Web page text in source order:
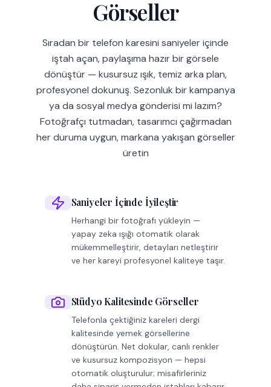
Görseller
Sıradan bir telefon karesini saniyeler içinde
iştah açan, paylaşıma hazır bir görsele
dönüştür — kusursuz ışık, temiz arka plan,
profesyonel dokunuş. Sezonluk bir kampanya
ya da sosyal medya gönderisi mi lazım?
Fotoğrafçı tutmadan, tasarımcı çağırmadan
her duruma uygun, markana yakışan görseller
üretin
Saniyeler İçinde İyileştir
Herhangi bir fotoğrafı yükleyin —
yapay zeka ışığı otomatik olarak
mükemmelleştirir, detayları netleştirir
ve her kareyi profesyonel kaliteye taşır.
Stüdyo Kalitesinde Görseller
Telefonla çektiğiniz kareleri dergi
kalitesinde yemek görsellerine
dönüştürün. Net dokular, canlı renkler
ve kusursuz kompozisyon — hepsi
otomatik oluşturulur; misafirleriniz